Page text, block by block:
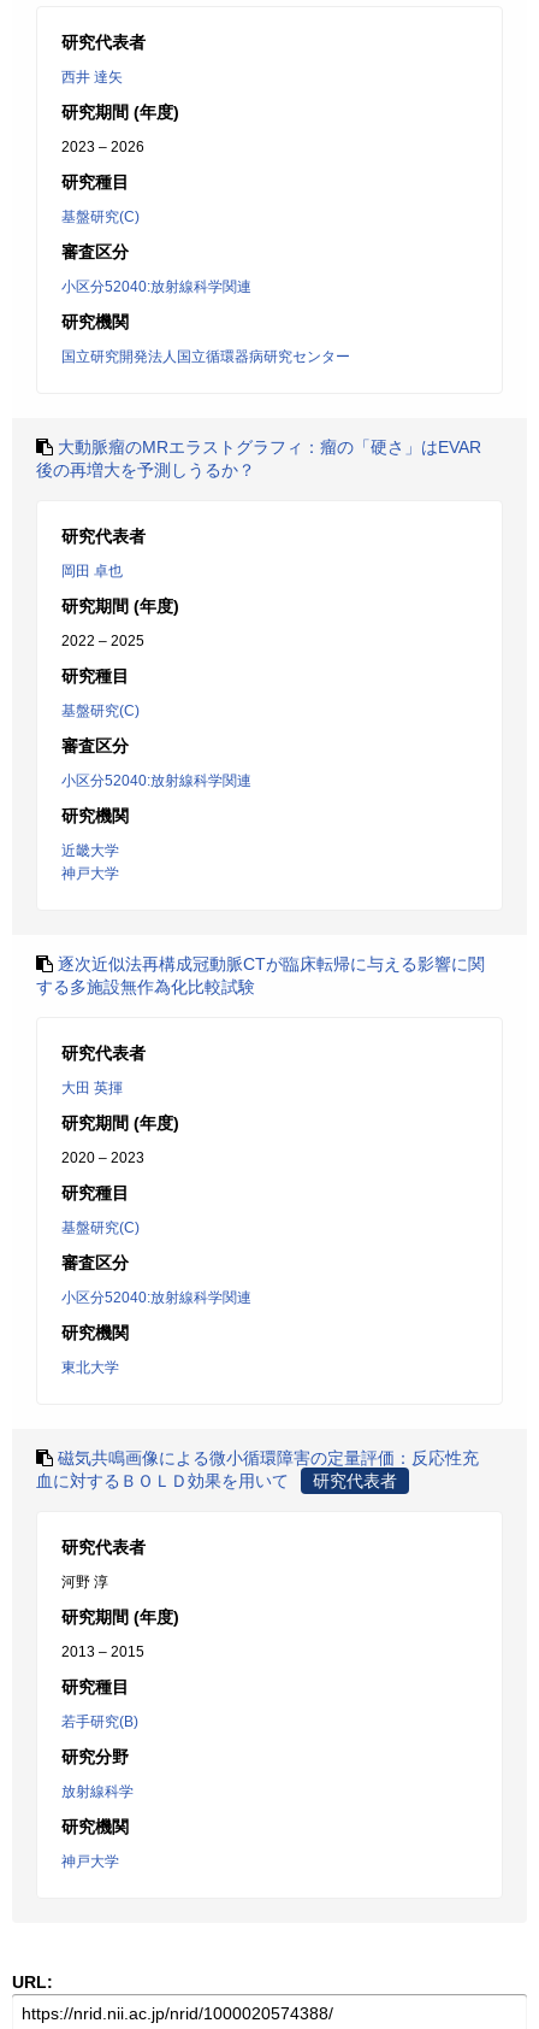
研究代表者
西井 達矢
研究期間 (年度)
2023 – 2026
研究種目
基盤研究(C)
審査区分
小区分52040:放射線科学関連
研究機関
国立研究開発法人国立循環器病研究センター
大動脈瘤のMRエラストグラフィ：瘤の「硬さ」はEVAR
後の再増大を予測しうるか？
研究代表者
岡田 卓也
研究期間 (年度)
2022 – 2025
研究種目
基盤研究(C)
審査区分
小区分52040:放射線科学関連
研究機関
近畿大学
神戸大学
逐次近似法再構成冠動脈CTが臨床転帰に与える影響に関
する多施設無作為化比較試験
研究代表者
大田 英揮
研究期間 (年度)
2020 – 2023
研究種目
基盤研究(C)
審査区分
小区分52040:放射線科学関連
研究機関
東北大学
磁気共鳴画像による微小循環障害の定量評価：反応性充
血に対するＢＯＬＤ効果を用いて
研究代表者
研究代表者
河野 淳
研究期間 (年度)
2013 – 2015
研究種目
若手研究(B)
研究分野
放射線科学
研究機関
神戸大学
URL: